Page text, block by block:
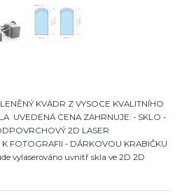
KVÁDR Z VYSOCE KVALITNÍHO
UVEDENÁ CENA ZAHRNUJE: - SKLO -
2D LASER
FOTOGRAFII - DÁRKOVOU KRABIČKU
vylaserováno uvnitř skla ve 2D 2D